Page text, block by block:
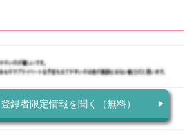
登録者限定情報を聞く（無料）